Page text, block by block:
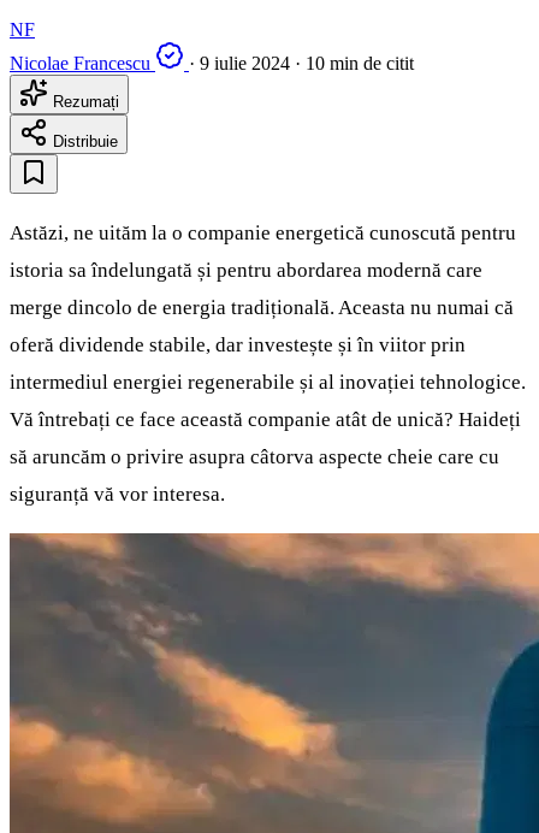
NF
Nicolae Francescu
· 9 iulie 2024 · 10 min de citit
Rezumați
Distribuie
Astăzi, ne uităm la o companie energetică cunoscută pentru
istoria sa îndelungată și pentru abordarea modernă care
merge dincolo de energia tradițională. Aceasta nu numai că
oferă dividende stabile, dar investește și în viitor prin
intermediul energiei regenerabile și al inovației tehnologice.
Vă întrebați ce face această companie atât de unică? Haideți
să aruncăm o privire asupra câtorva aspecte cheie care cu
siguranță vă vor interesa.